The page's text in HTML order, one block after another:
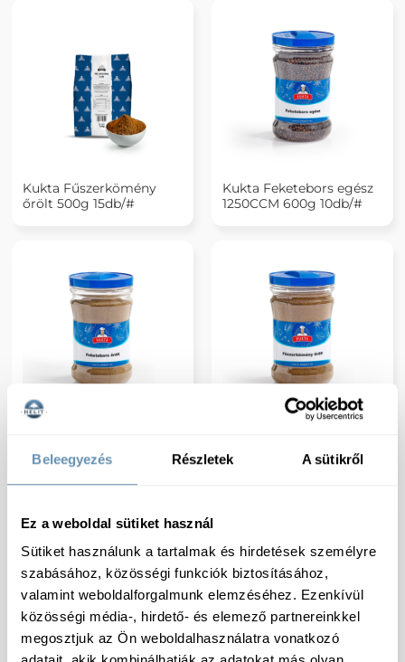
Beleegyezés Részletek A sütikről
Ez a weboldal sütiket használ
Sütiket használunk a tartalmak és hirdetések személyre
szabásához, közösségi funkciók biztosításához,
valamint weboldalforgalmunk elemzéséhez. Ezenkívül
közösségi média-, hirdető- és elemező partnereinkkel
megosztjuk az Ön weboldalhasználatra vonatkozó
Kukta Fűszerkömény
őrölt 500g 15db/#
Kukta Feketebors egész
1250CCM 600g 10db/#
10db/#